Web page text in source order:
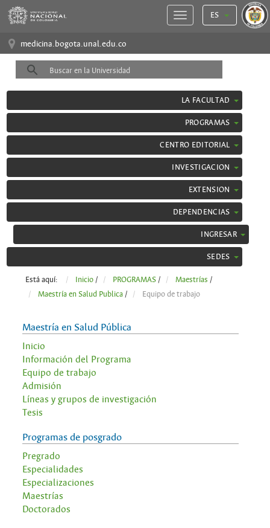
ES
medicina.bogota.unal.edu.co
LA FACULTAD
PROGRAMAS
CENTRO EDITORIAL
INVESTIGACION
EXTENSION
DEPENDENCIAS
INGRESAR
SEDES
Está aquí: Inicio / PROGRAMAS / Maestrías /
Maestría en Salud Publica / Equipo de trabajo
Maestría en Salud Pública
Inicio
Información del Programa
Equipo de trabajo
Admisión
Líneas y grupos de investigación
Tesis
Programas de posgrado
Pregrado
Especialidades
Especializaciones
Maestrías
Doctorados